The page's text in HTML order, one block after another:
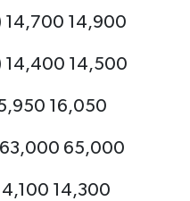
14,700 14,900
14,400 14,500
16,050
63,000 65,000
14,300